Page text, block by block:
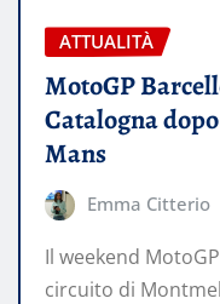
ATTUALITÀ
MotoGP
Catalogna
Mans
Emma Citterio
Il weekend
circuito di